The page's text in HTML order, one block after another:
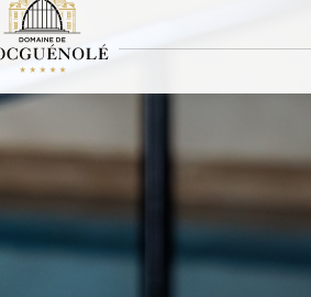
en Spa
en el corazón de Bretaña
Locguénolé, donde antiguamente se
colores suaves y relajantes, los materiales
una auténtica sensación de bienestar. Nuestra
relajación durante su experiencia Macha: una
de vapor, una sauna y una tisanería. Nuestro